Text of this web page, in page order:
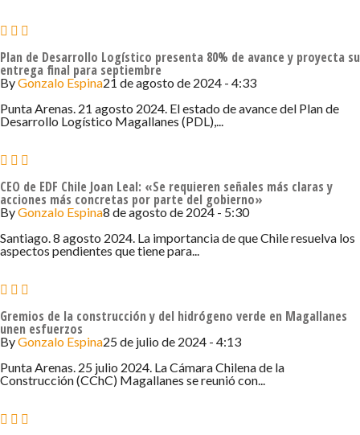
Plan de Desarrollo Logístico presenta 80% de avance y proyecta su
entrega final para septiembre
ByGonzalo Espina21 de agosto de 2024 - 4:33
Punta Arenas. 21 agosto 2024. El estado de avance del Plan de
Desarrollo Logístico Magallanes (PDL),...
CEO de EDF Chile Joan Leal: «Se requieren señales más claras y
acciones más concretas por parte del gobierno»
ByGonzalo Espina8 de agosto de 2024 - 5:30
Santiago. 8 agosto 2024. La importancia de que Chile resuelva los
aspectos pendientes que tiene para...
Gremios de la construcción y del hidrógeno verde en Magallanes
unen esfuerzos
ByGonzalo Espina25 de julio de 2024 - 4:13
Punta Arenas. 25 julio 2024. La Cámara Chilena de la
Construcción (CChC) Magallanes se reunió con...